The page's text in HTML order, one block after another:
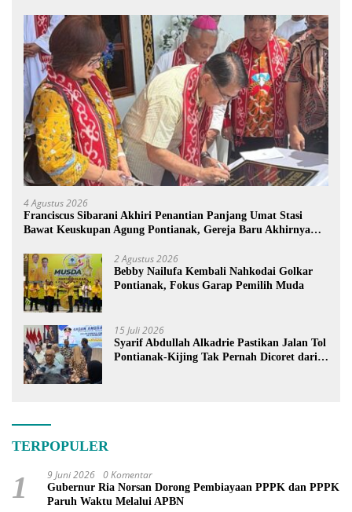
4 Agustus 2026
Franciscus Sibarani Akhiri Penantian Panjang Umat Stasi
Bawat Keuskupan Agung Pontianak, Gereja Baru Akhirnya
2 Agustus 2026
Bebby Nailufa Kembali Nahkodai Golkar
Pontianak, Fokus Garap Pemilih Muda
15 Juli 2026
Syarif Abdullah Alkadrie Pastikan Jalan Tol
Pontianak-Kijing Tak Pernah Dicoret dari
TERPOPULER
1 9 Juni 2026 0 Komentar
Gubernur Ria Norsan Dorong Pembiayaan PPPK dan PPPK
Paruh Waktu Melalui APBN